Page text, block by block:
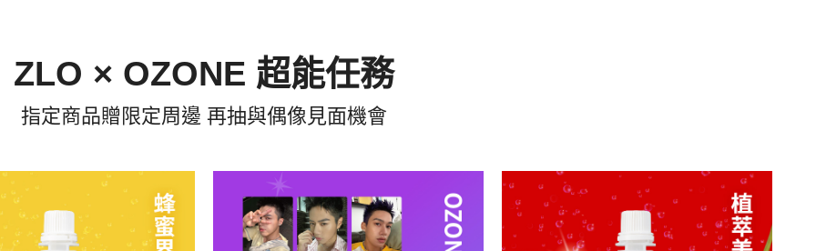
ZLO × OZONE 超能任務
指定商品贈限定周邊 再抽與偶像見面機會